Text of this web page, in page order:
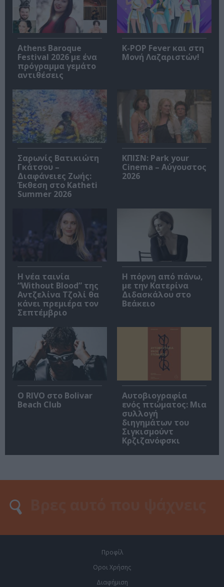
Athens Baroque
Festival 2026 με ένα
πρόγραμμα γεμάτο
αντιθέσεις
K-POP Fever και στη
Μονή Λαζαριστών!
Σαρωνίς Βατικιώτη
Γκάτσου –
Διαφάνειες Ζωής:
Έκθεση στο Katheti
Summer 2026
ΚΠΙΣΝ: Park your
Cinema – Αύγουστος
2026
Η νέα ταινία
“Without Blood” της
Αντζελίνα Τζολί θα
κάνει πρεμιέρα τον
Σεπτέμβριο
Η πόρνη από πάνω,
με την Κατερίνα
Διδασκάλου στο
Βεάκειο
Ο RIVO στο Bolivar
Beach Club
Αυτοβιογραφία
ενός πτώματος: Μια
συλλογή
διηγημάτων του
Σιγκισμούντ
Κρζιζανόφσκι
Προφίλ
Οροι Χρήσης
Διαφήμιση